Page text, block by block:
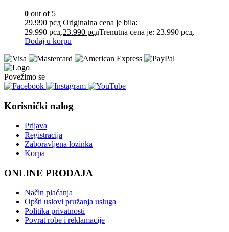
0 out of 5
29.990рсд Originalna cena je bila:
29.990 рсд.23.990 рсдTrenutna cena je: 23.990 рсд.
Dodaj u korpu
Povežimo se
Korisnički nalog
Prijava
Registracija
Zaboravljena lozinka
Korpa
ONLINE PRODAJA
Način plaćanja
Opšti uslovi pružanja usluga
Politika privatnosti
Povrat robe i reklamacije